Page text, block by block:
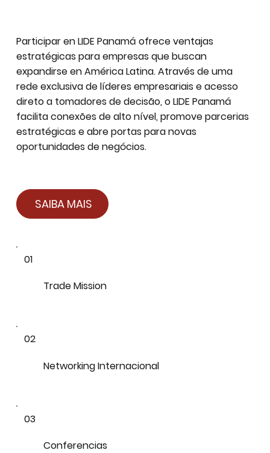
Participar en LIDE Panamá ofrece ventajas
estratégicas para empresas que buscan
expandirse en América Latina. Através de uma
rede exclusiva de líderes empresariais e acesso
direto a tomadores de decisão, o LIDE Panamá
facilita conexões de alto nível, promove parcerias
estratégicas e abre portas para novas
oportunidades de negócios.
SAIBA MAIS
01
Trade Mission
02
Networking Internacional
03
Conferencias